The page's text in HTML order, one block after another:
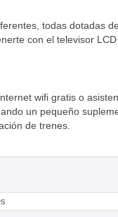
todas dotadas
con el televisor
wifi gratis o
un pequeño
de trenes.